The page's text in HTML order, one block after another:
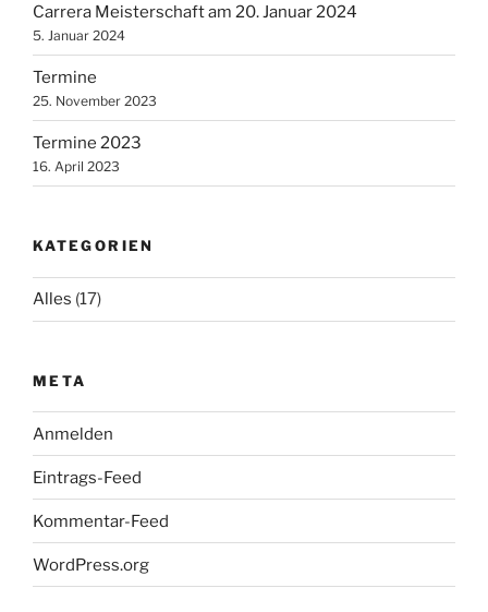
Carrera Meisterschaft am 20. Januar 2024
5. Januar 2024
Termine
25. November 2023
Termine 2023
16. April 2023
KATEGORIEN
Alles (17)
META
Anmelden
Eintrags-Feed
Kommentar-Feed
WordPress.org